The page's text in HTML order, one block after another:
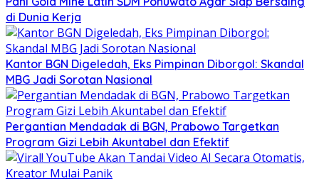
di Dunia Kerja
Kantor BGN Digeledah, Eks Pimpinan Diborgol: Skandal
MBG Jadi Sorotan Nasional
Pergantian Mendadak di BGN, Prabowo Targetkan
Program Gizi Lebih Akuntabel dan Efektif